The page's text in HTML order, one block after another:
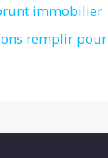
immobilier
remplir